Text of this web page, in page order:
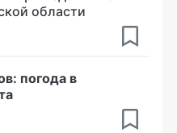
области
погода в